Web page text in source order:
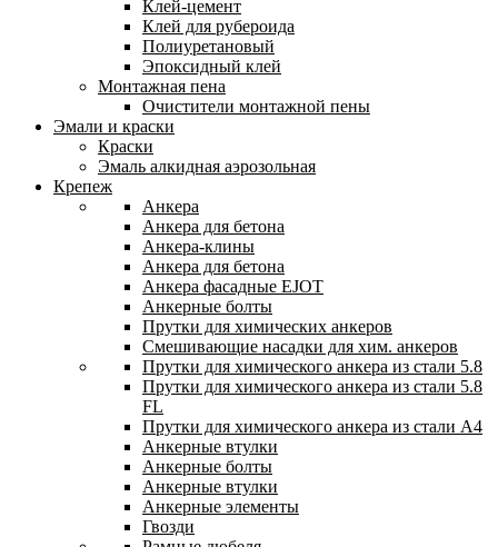
Клей-цемент
Клей для рубероида
Полиуретановый
Эпоксидный клей
Монтажная пена
Очистители монтажной пены
Эмали и краски
Краски
Эмаль алкидная аэрозольная
Крепеж
Анкера
Анкера для бетона
Анкера-клины
Анкера для бетона
Анкера фасадные EJOT
Анкерные болты
Прутки для химических анкеров
Смешивающие насадки для хим. анкеров
Прутки для химического анкера из стали 5.8
Прутки для химического анкера из стали 5.8
FL
Прутки для химического анкера из стали А4
Анкерные втулки
Анкерные болты
Анкерные втулки
Анкерные элементы
Гвозди